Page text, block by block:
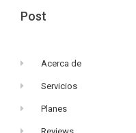
Post
Acerca de
Servicios
Planes